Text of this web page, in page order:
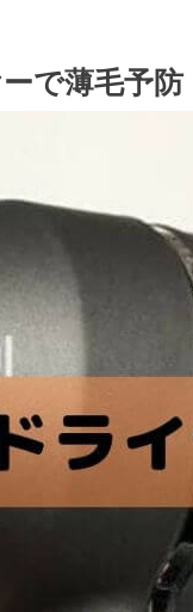
で薄毛予防